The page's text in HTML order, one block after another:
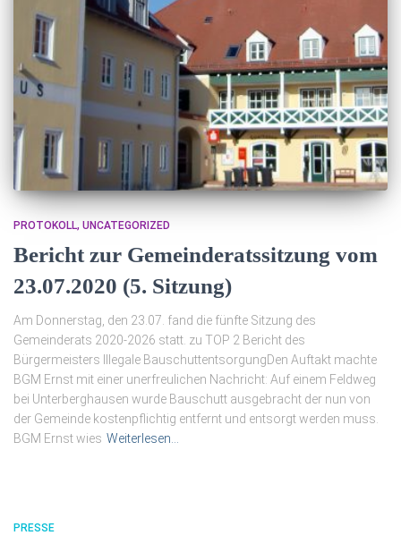
PROTOKOLL UNCATEGORIZED
Bericht zur Gemeinderatssitzung vom
23.07.2020 (5. Sitzung)
Am Donnerstag, den 23.07. fand die fünfte Sitzung des
Gemeinderats 2020-2026 statt. zu TOP 2 Bericht des
Bürgermeisters Illegale BauschuttentsorgungDen Auftakt machte
BGM Ernst mit einer unerfreulichen Nachricht: Auf einem Feldweg
bei Unterberghausen wurde Bauschutt ausgebracht der nun von
der Gemeinde kostenpflichtig entfernt und entsorgt werden muss.
BGM Ernst wies Weiterlesen…
PRESSE